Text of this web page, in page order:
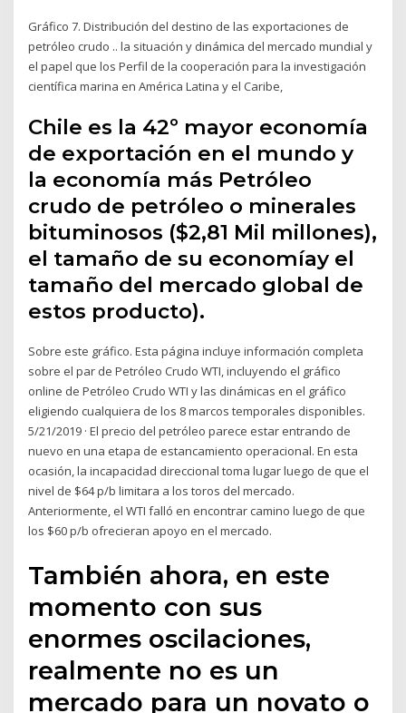
Gráfico 7. Distribución del destino de las exportaciones de
petróleo crudo .. la situación y dinámica del mercado mundial y
el papel que los Perfil de la cooperación para la investigación
científica marina en América Latina y el Caribe,
Chile es la 42º mayor economía
de exportación en el mundo y
la economía más Petróleo
crudo de petróleo o minerales
bituminosos ($2,81 Mil millones),
el tamaño de su economíay el
tamaño del mercado global de
estos producto).
Sobre este gráfico. Esta página incluye información completa
sobre el par de Petróleo Crudo WTI, incluyendo el gráfico
online de Petróleo Crudo WTI y las dinámicas en el gráfico
eligiendo cualquiera de los 8 marcos temporales disponibles.
5/21/2019 · El precio del petróleo parece estar entrando de
nuevo en una etapa de estancamiento operacional. En esta
ocasión, la incapacidad direccional toma lugar luego de que el
nivel de $64 p/b limitara a los toros del mercado.
Anteriormente, el WTI falló en encontrar camino luego de que
los $60 p/b ofrecieran apoyo en el mercado.
También ahora, en este
momento con sus
enormes oscilaciones,
realmente no es un
mercado para un novato o